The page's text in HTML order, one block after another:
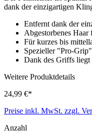
dank der einzigartigen
Entfernt dank der
Abgestorbenes
Für kurzes bis
Spezieller "Pro-
Dank des Griffs liegt
Weitere Produktdetails
24,99 €*
Preise inkl. MwSt. zzgl.
Anzahl